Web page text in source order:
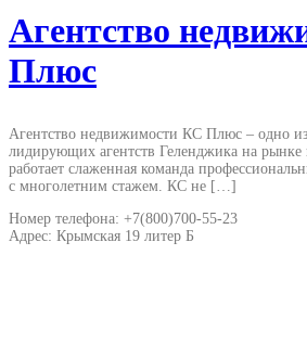
Агентство
Плюс
Агентство недвижимости КС Плюс – одно
лидирующих агентств Геленджика на
работает слаженная команда
с многолетним стажем. КС не […]
Номер телефона: +7(800)700-55-23
Адрес: Крымская 19 литер Б